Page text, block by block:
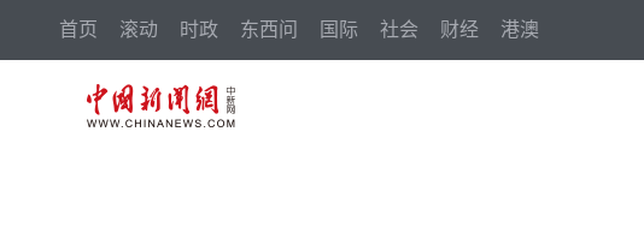
首页 滚动 时政 东西问 国际 社会 财经 港澳